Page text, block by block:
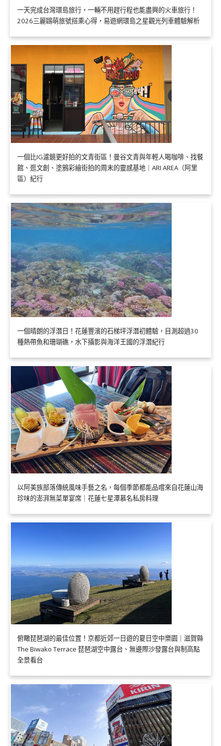
一天完成台灣環島旅行，一輛不用趕行程也能盡興的火車旅行！
2026三麗鷗萌旅號搭乘心得，易遊網環島之星觀光列車體驗解析
一個比IG濾鏡更好拍的文青街區！曼谷文青與年輕人喝咖啡、找餐
館、逛文創、塗鴉彩繪街拍的周末的靈感基地｜ARI AREA（阿里
區）紀行
一個晴朗的浮潛日！花蓮豐濱的石梯坪浮潛初體驗，目測超過30
種熱帶魚和珊瑚礁，水下攝影與海洋王國的浮潛紀行
以阿美族部落傳統風味手藝之名，每個季節都能品嚐來自花蓮山海
珍味的澎湃無菜單宴席｜花蓮七星潭慕名私房料理
俯瞰琵琶湖的最佳位置！京都近郊一日遊的夏日空中樂園｜滋賀縣
The Biwako Terrace 琵琶湖空中露台、無邊際沙發露台與制高點
全景看台